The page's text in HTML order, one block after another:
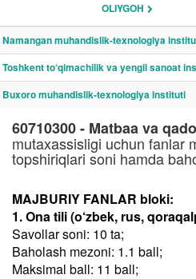
OLIYGOH
Namangan muhandislik-texnologiya
Toshkent to‘qimachilik va yengil sanoat
Buxoro muhandislik-texnologiya instituti
60710300 - Matbaa va
mutaxassisligi uchun fanlar
topshiriqlari soni hamda
MAJBURIY FANLAR bloki:
1. Ona tili (o‘zbek, rus,
Savollar soni: 10 ta;
Baholash mezoni: 1.1 ball;
Maksimal ball: 11 ball;